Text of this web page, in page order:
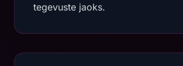
tegevuste jaoks.